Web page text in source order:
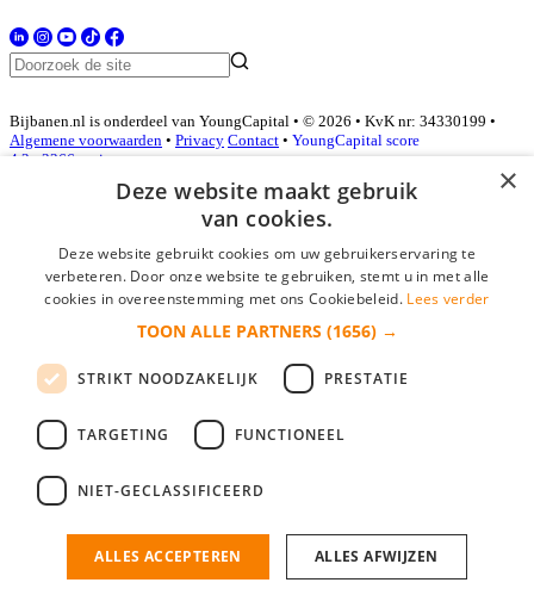
Bijbanen.nl is onderdeel van YoungCapital • © 2026 • KvK nr: 34330199 •
Algemene voorwaarden • Privacy Contact • YoungCapital score
4.3 - 3366 reviews
Inloggen als bedrijf
*
login gegevens onthouden
login
Bedrijf aanmelden
nieuwe collega/werknemer zo gevonden!
×
Deze website maakt gebruik
van cookies.
Deze website gebruikt cookies om uw gebruikerservaring te
verbeteren. Door onze website te gebruiken, stemt u in met alle
cookies in overeenstemming met ons Cookiebeleid. Lees verder
TOON ALLE PARTNERS (1656) →
STRIKT NOODZAKELIJK PRESTATIE
TARGETING FUNCTIONEEL
NIET-GECLASSIFICEERD
ALLES ACCEPTEREN ALLES AFWIJZEN